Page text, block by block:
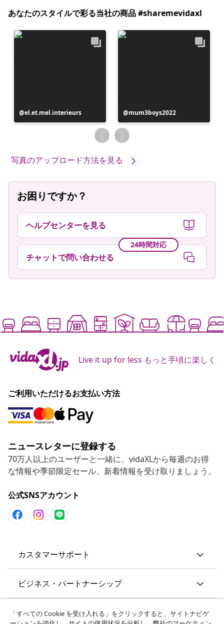
あなたのスタイルで彩る当社の商品 #sharemevidaxl
投
稿
el.et.mel.interieurs
投
稿
者
mum3boys2022
写真のアップロード方法を見る
お困りですか？
ヘルプセンターを見る
24時間対応
チャットで問い合わせる
Live it up for less もっと手頃に楽しく
ご利用いただけるお支払い方法
ニュースレターに登録する
70万人以上のユーザーと一緒に、vidaXLから毎週のお得
な情報や季節限定セール、新着情報を受け取りましょう。
公式SNSアカウント
カスタマーサポート
ビジネス・パートナーシップ
vidaXL
「すべての Cookie を受け入れる」をクリックすると、サイトナビゲ